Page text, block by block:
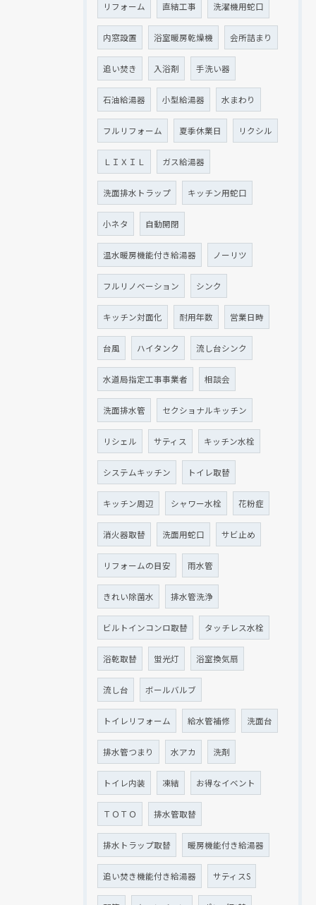
リフォーム 直結工事 洗濯機用蛇口
内窓設置 浴室暖房乾燥機 会所詰まり
追い焚き 入浴剤 手洗い器
石油給湯器 小型給湯器 水まわり
フルリフォーム 夏季休業日 リクシル
ＬＩＸＩＬ ガス給湯器
洗面排水トラップ キッチン用蛇口
小ネタ 自動開閉
温水暖房機能付き給湯器 ノーリツ
フルリノベーション シンク
キッチン対面化 耐用年数 営業日時
台風 ハイタンク 流し台シンク
水道局指定工事事業者 相談会
洗面排水管 セクショナルキッチン
リシェル サティス キッチン水栓
システムキッチン トイレ取替
キッチン周辺 シャワー水栓 花粉症
消火器取替 洗面用蛇口 サビ止め
リフォームの目安 雨水管
きれい除菌水 排水管洗浄
ビルトインコンロ取替 タッチレス水栓
浴乾取替 蛍光灯 浴室換気扇
流し台 ボールバルブ
トイレリフォーム 給水管補修 洗面台
排水管つまり 水アカ 洗剤
トイレ内装 凍結 お得なイベント
ＴＯＴＯ 排水管取替
排水トラップ取替 暖房機能付き給湯器
追い焚き機能付き給湯器 サティスS
クリックでチラシのページにジャンプします
クリックでチラシのページにジャンプします